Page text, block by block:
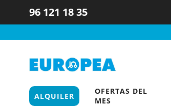
96 121 18 35
ALQUILER
OFERTAS DEL
MES